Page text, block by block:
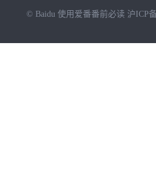
© Baidu 使用爱番番前必读 沪ICP